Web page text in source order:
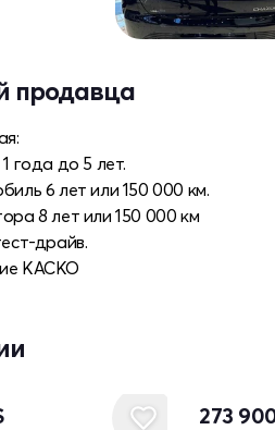
продавца
года до 5 лет.
6 лет или 150 000 км.
8 лет или 150 000 км
драйв.
КАСКО
273